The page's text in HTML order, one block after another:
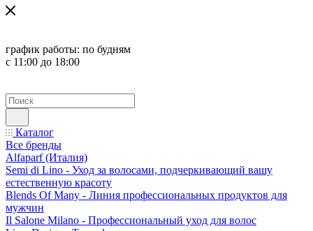
график работы: по будням
с 11:00 до 18:00
Каталог
Все бренды
Alfaparf (Италия)
Semi di Lino - Уход за волосами, подчеркивающий вашу
естественную красоту
Blends Of Many - Линия профессиональных продуктов для
мужчин
Il Salone Milano - Профессиональный уход для волос